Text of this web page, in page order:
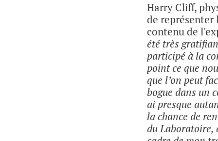
Harry Cliff,
de représenter
contenu de
été très
participé à la
point ce que
que l’on peut
bogue dans un
ai presque
la chance de
du Laboratoire,